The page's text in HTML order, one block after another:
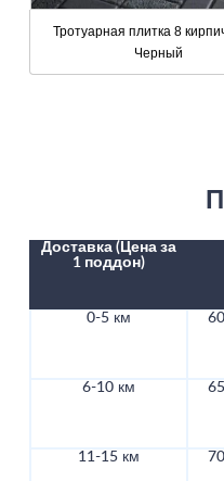
Тротуарная плитка 8
Черный
Доставка (Цена за
1 поддон)
0-5 км
6-10 км
11-15 км